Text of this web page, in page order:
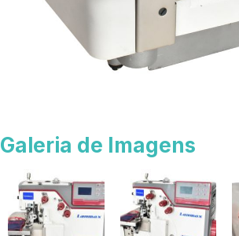
Galeria de Imagens